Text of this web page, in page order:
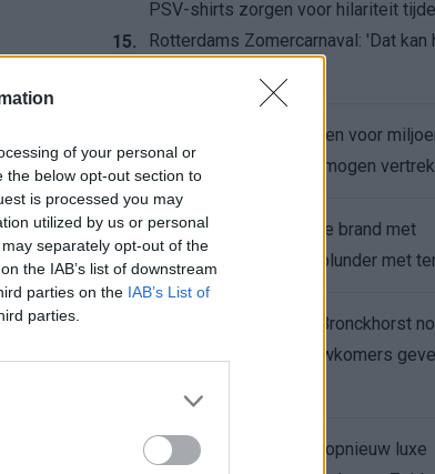
of your personal or
the below opt-out section to
is processed you may
utilized by us or personal
separately opt-out of the
the IAB’s list of downstream
parties on the IAB’s List of
parties.
15.
PSV-shirts zorgen voor hilariteit
Rotterdams Zomercarnaval: 'Dat kan
16.
Feyenoord zet deur open voor
Ueda en Hadj Moussa mogen
17.
Ajax helpt Burnley uit de brand met
afgeknipte sokken na blunder met
Feyenoord onder Van Bronckhorst
altijd ongeslagen: nieuwkomers
Hakim Ziyech verhuurt opnieuw luxe